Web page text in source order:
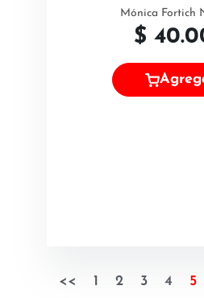
Mónica Fortich
$
<< 1 2 3 4 5